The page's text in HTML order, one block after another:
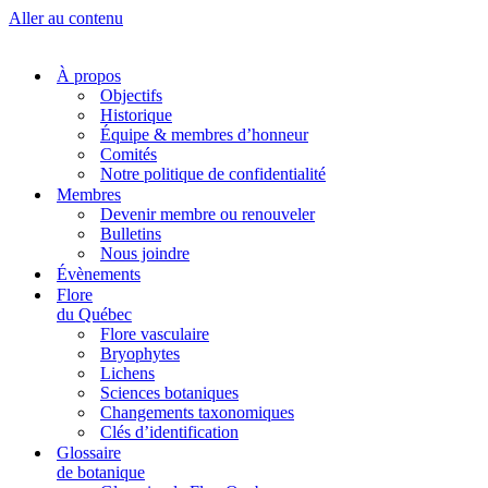
Aller au contenu
À propos
Objectifs
Historique
Équipe & membres d’honneur
Comités
Notre politique de confidentialité
Membres
Devenir membre ou renouveler
Bulletins
Nous joindre
Évènements
Flore
du Québec
Flore vasculaire
Bryophytes
Lichens
Sciences botaniques
Changements taxonomiques
Clés d’identification
Glossaire
de botanique